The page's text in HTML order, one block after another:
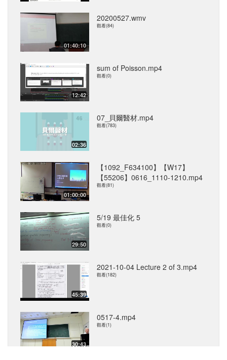
01:40:10
20200527.wmv
觀看(84)
12:42
sum of Poisson.mp4
觀看(0)
02:36
07_貝爾醫材.mp4
觀看(783)
01:00:00
【1092_F634100】【W17】
【55206】0616_1110-1210.mp4
觀看(81)
29:50
5/19 最佳化 5
觀看(0)
45:39
2021-10-04 Lecture 2 of 3.mp4
觀看(182)
30:43
0517-4.mp4
觀看(1)